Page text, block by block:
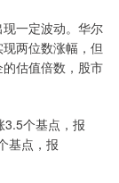
一定波动。华尔
两位数涨幅，但
估值倍数，股市
3.5个基点，报
基点，报